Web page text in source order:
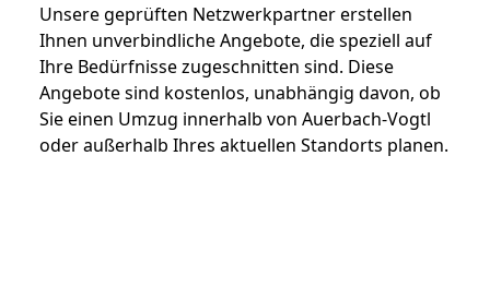
Unsere geprüften Netzwerkpartner erstellen
Ihnen unverbindliche Angebote, die speziell auf
Ihre Bedürfnisse zugeschnitten sind. Diese
Angebote sind kostenlos, unabhängig davon, ob
Sie einen Umzug innerhalb von Auerbach-Vogtl
oder außerhalb Ihres aktuellen Standorts planen.